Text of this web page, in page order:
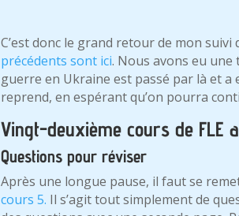
C’est donc le grand retour de mon
précédents sont ici. Nous avons eu une
guerre en Ukraine est passé par là et a
reprend, en espérant qu’on pourra
Vingt-deuxième cours de FLE
Questions pour réviser
Après une longue pause, il faut se
cours 5. Il s’agit tout simplement de